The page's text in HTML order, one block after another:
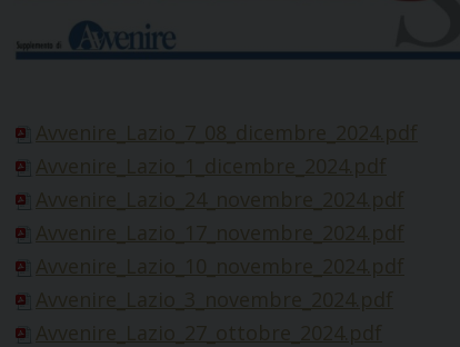
Avvenire_Lazio_7_08_dicembre_2024.pdf
Avvenire_Lazio_1_dicembre_2024.pdf
Avvenire_Lazio_24_novembre_2024.pdf
Avvenire_Lazio_17_novembre_2024.pdf
Avvenire_Lazio_10_novembre_2024.pdf
Avvenire_Lazio_3_novembre_2024.pdf
Avvenire_Lazio_27_ottobre_2024.pdf